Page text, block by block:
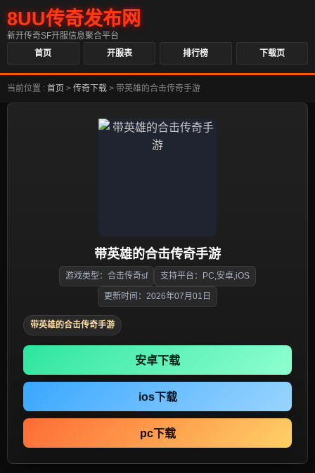
8UU传奇发布网
新开传奇SF开服信息聚合平台
首页
开服表 排行榜 下载页
当前位置 : 首页 > 传奇下载 > 带英雄的合击传奇手游
带英雄的合击传奇手游
游戏类型：合击传奇sf 支持平台：PC,安卓,iOS
更新时间：2026年07月01日
带英雄的合击传奇手游
安卓下载
ios下载
pc下载